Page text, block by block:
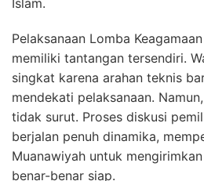
Pelaksanaan Lomba
memiliki tantangan tersendiri.
singkat karena arahan teknis
mendekati pelaksanaan.
tidak surut. Proses diskusi
berjalan penuh dinamika,
Muanawiyah untuk
benar-benar siap.